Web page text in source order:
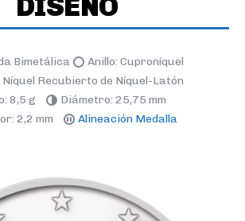
Bimetálica
Anillo: Cuproníquel
Níquel Recubierto de Níquel-Latón
8,5 g
Diámetro: 25,75 mm
2,2 mm
Alineación Medalla